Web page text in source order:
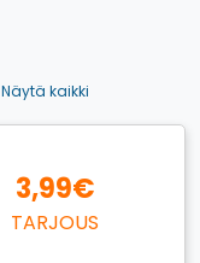
Näytä kaikki
3,99€
TARJOUS